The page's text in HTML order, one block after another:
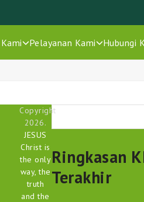
Pelayanan Kami Hubungi
Ringkasan
Terakhir
Copyright
2026.
JESUS
Christ is
the only
way, the
truth
and the